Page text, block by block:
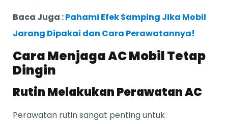
Baca Juga :Pahami Efek Samping Jika Mobil
Jarang Dipakai dan Cara Perawatannya!
Cara Menjaga AC Mobil Tetap
Dingin
Rutin Melakukan Perawatan AC
Perawatan rutin sangat penting untuk